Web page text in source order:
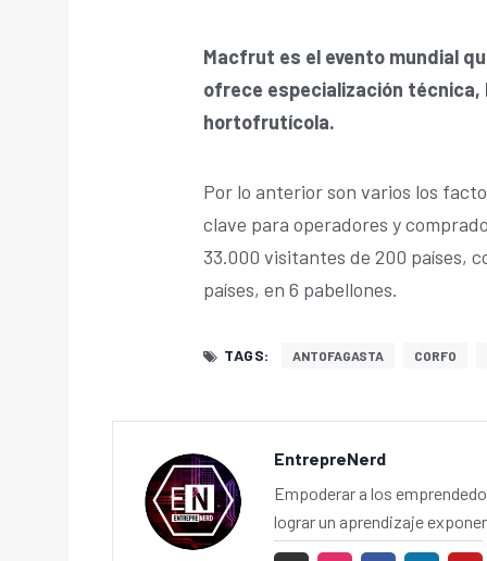
Macfrut es el evento mundial
ofrece especialización técnica,
hortofrutícola.
Por lo anterior son varios los
clave para operadores y
33.000 visitantes de 200 países,
países, en 6 pabellones.
TAGS: ANTOFAGASTA CORFO
EntrepreNerd
Empoderar a los
lograr un aprendizaje